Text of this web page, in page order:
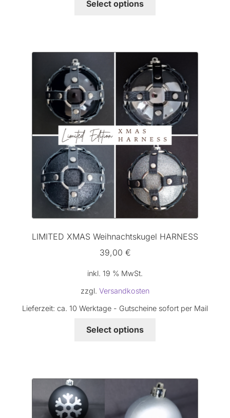
Select options
LIMITED XMAS Weihnachtskugel HARNESS
39,00 €
inkl. 19 % MwSt.
zzgl. Versandkosten
Lieferzeit: ca. 10 Werktage - Gutscheine sofort per Mail
Select options